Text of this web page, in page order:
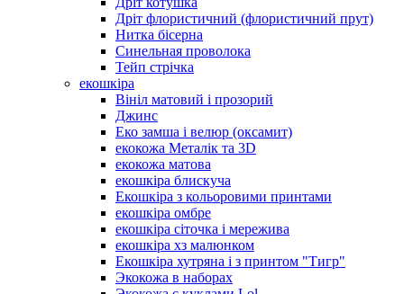
Дріт флористичний (флористичний прут)
Нитка бісерна
Синельная проволока
Тейп стрічка
екошкіра
Вініл матовий і прозорий
Джинс
Еко замша і велюр (оксамит)
екокожа Металік та 3D
екокожа матова
екошкіра блискуча
Екошкіра з кольоровими принтами
екошкіра омбре
екошкіра сіточка і мережива
екошкіра хз малюнком
Екошкіра хутряна і з принтом "Тигр"
Экокожа в наборах